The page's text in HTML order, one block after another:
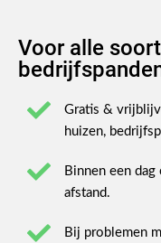
Voor alle
Gratis &
huizen,
Binnen een
afstand.
Bij problemen